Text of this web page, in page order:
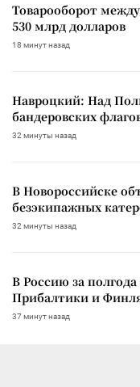
Товарооборот
530 млрд долларов
18 минут назад
Навроцкий: Над
бандеровских
32 минуты назад
В Новороссийске
безэкипажных
32 минуты назад
В Россию за
Прибалтики и
37 минут назад